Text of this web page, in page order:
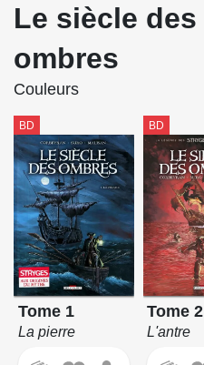
Le siècle des
ombres
Couleurs
BD
Tome 1
La pierre
BD
Tome 2
L'antre